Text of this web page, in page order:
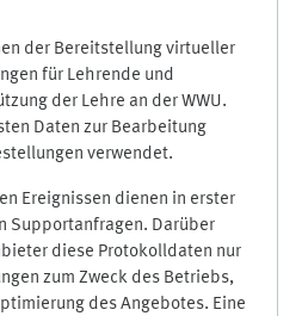
der Bereitstellung virtueller
für Lehrende und
der Lehre an der WWU.
Daten zur Bearbeitung
verwendet.
Ereignissen dienen in erster
Supportanfragen. Darüber
diese Protokolldaten nur
zum Zweck des Betriebs,
des Angebotes. Eine